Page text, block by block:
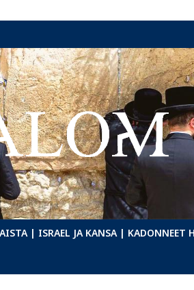
| ISRAEL JA KANSA | KADONNEET